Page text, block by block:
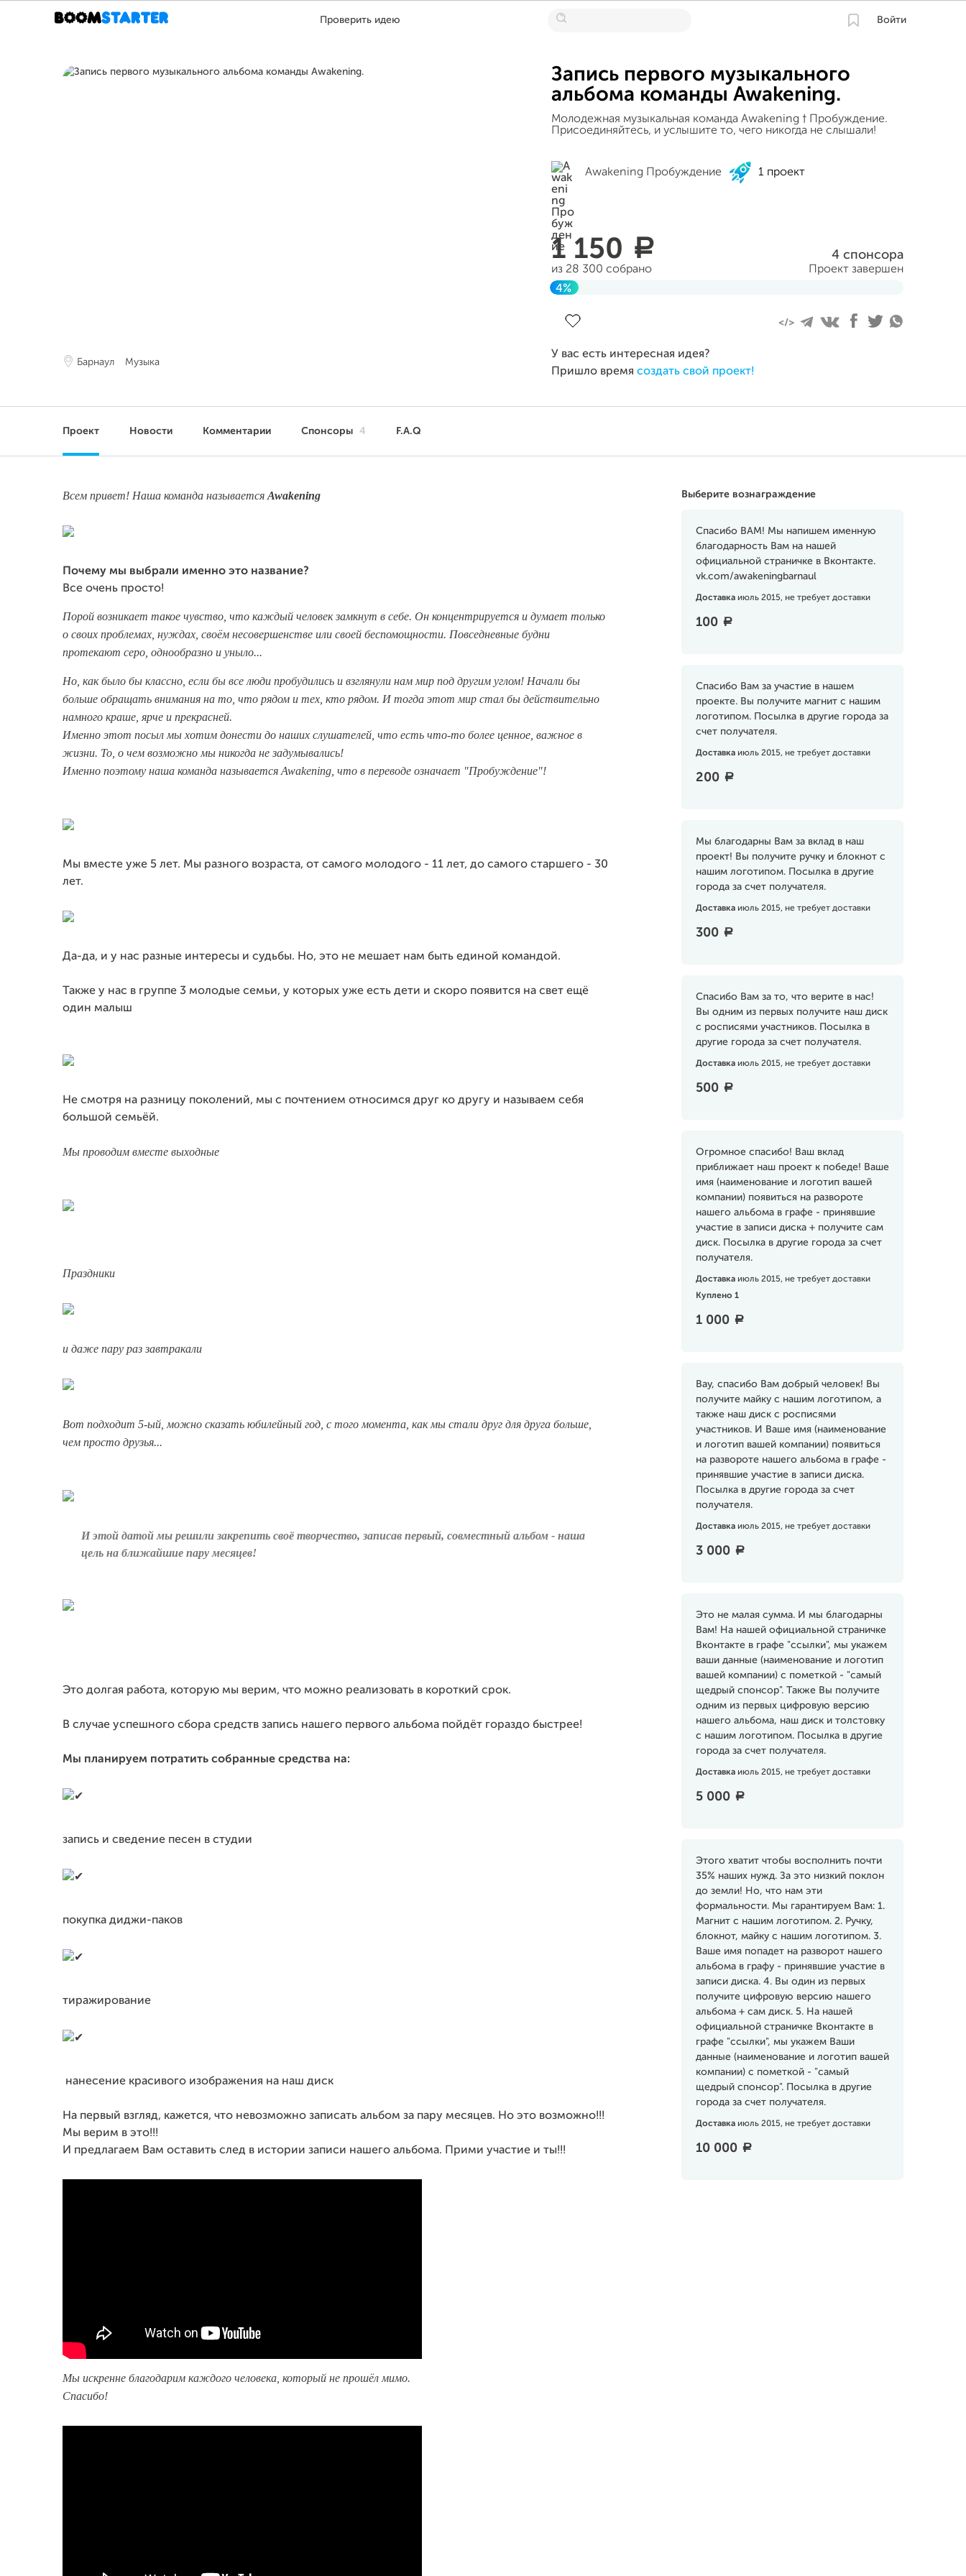
Проверить идею Войти
Барнаул Музыка
Запись первого музыкального
альбома команды Awakening.
Молодежная музыкальная команда Awakening † Пробуждение.
Присоединяйтесь, и услышите то, чего никогда не слышали!
Awakening Пробуждение 1 проект
1 150 a
из 28 300 собрано
4 спонсора
Проект завершен
4%
У вас есть интересная идея?
Пришло время создать свой проект!
Проект Новости Комментарии Спонсоры 4 F.A.Q
Выберите вознаграждение
Спасибо ВАМ! Мы напишем именную
благодарность Вам на нашей
официальной страничке в Вконтакте.
vk.com/awakeningbarnaul
Доставка июль 2015, не требует доставки
100 a
Спасибо Вам за участие в нашем
проекте. Вы получите магнит с нашим
логотипом. Посылка в другие города за
счет получателя.
Доставка июль 2015, не требует доставки
200 a
Мы благодарны Вам за вклад в наш
проект! Вы получите ручку и блокнот с
нашим логотипом. Посылка в другие
города за счет получателя.
Доставка июль 2015, не требует доставки
300 a
Спасибо Вам за то, что верите в нас!
Вы одним из первых получите наш диск
с росписями участников. Посылка в
другие города за счет получателя.
Доставка июль 2015, не требует доставки
500 a
Огромное спасибо! Ваш вклад
приближает наш проект к победе! Ваше
имя (наименование и логотип вашей
компании) появиться на развороте
нашего альбома в графе - принявшие
участие в записи диска + получите сам
диск. Посылка в другие города за счет
получателя.
Доставка июль 2015, не требует доставки
Куплено 1
1 000 a
Вау, спасибо Вам добрый человек! Вы
получите майку с нашим логотипом, а
также наш диск с росписями
участников. И Ваше имя (наименование
и логотип вашей компании) появиться
на развороте нашего альбома в графе -
принявшие участие в записи диска.
Посылка в другие города за счет
получателя.
Доставка июль 2015, не требует доставки
3 000 a
Это не малая сумма. И мы благодарны
Вам! На нашей официальной страничке
Вконтакте в графе "ссылки", мы укажем
ваши данные (наименование и логотип
вашей компании) с пометкой - "самый
щедрый спонсор". Также Вы получите
одним из первых цифровую версию
нашего альбома, наш диск и толстовку
с нашим логотипом. Посылка в другие
города за счет получателя.
Доставка июль 2015, не требует доставки
5 000 a
Этого хватит чтобы восполнить почти
35% наших нужд. За это низкий поклон
до земли! Но, что нам эти
формальности. Мы гарантируем Вам: 1.
Магнит с нашим логотипом. 2. Ручку,
блокнот, майку с нашим логотипом. 3.
Ваше имя попадет на разворот нашего
альбома в графу - принявшие участие в
записи диска. 4. Вы один из первых
получите цифровую версию нашего
альбома + сам диск. 5. На нашей
официальной страничке Вконтакте в
графе "ссылки", мы укажем Ваши
данные (наименование и логотип вашей
компании) с пометкой - "самый
щедрый спонсор". Посылка в другие
города за счет получателя.
Доставка июль 2015, не требует доставки
10 000 a
Всем привет! Наша команда называется Awakening
Почему мы выбрали именно это название?
Все очень просто!
Порой возникает такое чувство, что каждый человек замкнут в себе. Он концентрируется и думает только
о своих проблемах, нуждах, своём несовершенстве или своей беспомощности. Повседневные будни
протекают серо, однообразно и уныло...
Но, как было бы классно, если бы все люди пробудились и взглянули нам мир под другим углом! Начали бы
больше обращать внимания на то, что рядом и тех, кто рядом. И тогда этот мир стал бы действительно
намного краше, ярче и прекрасней.
Именно этот посыл мы хотим донести до наших слушателей, что есть что-то более ценное, важное в
жизни. То, о чем возможно мы никогда не задумывались!
Именно поэтому наша команда называется Awakening, что в переводе означает "Пробуждение"!
Мы вместе уже 5 лет. Мы разного возраста, от самого молодого - 11 лет, до самого старшего - 30
лет.
Да-да, и у нас разные интересы и судьбы. Но, это не мешает нам быть единой командой.
Также у нас в группе 3 молодые семьи, у которых уже есть дети и скоро появится на свет ещё
один малыш
Не смотря на разницу поколений, мы с почтением относимся друг ко другу и называем себя
большой семьёй.
Мы проводим вместе выходные
Праздники
и даже пару раз завтракали
Вот подходит 5-ый, можно сказать юбилейный год, с того момента, как мы стали друг для друга больше,
чем просто друзья...
И этой датой мы решили закрепить своё творчество, записав первый, совместный альбом - наша
цель на ближайшие пару месяцев!
Это долгая работа, которую мы верим, что можно реализовать в короткий срок.
В случае успешного сбора средств запись нашего первого альбома пойдёт гораздо быстрее!
Мы планируем потратить собранные средства на:
запись и сведение песен в студии
покупка диджи-паков
тиражирование
нанесение красивого изображения на наш диск
На первый взгляд, кажется, что невозможно записать альбом за пару месяцев. Но это возможно!!!
Мы верим в это!!!
И предлагаем Вам оставить след в истории записи нашего альбома. Прими участие и ты!!!
Мы искренне благодарим каждого человека, который не прошёл мимо.
Спасибо!